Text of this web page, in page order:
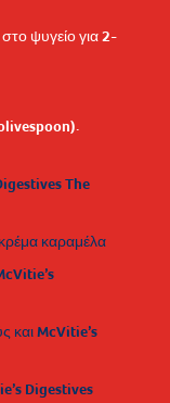
ψυγείο για 2-
The
καραμέλα
και McVitie’s
Digestives